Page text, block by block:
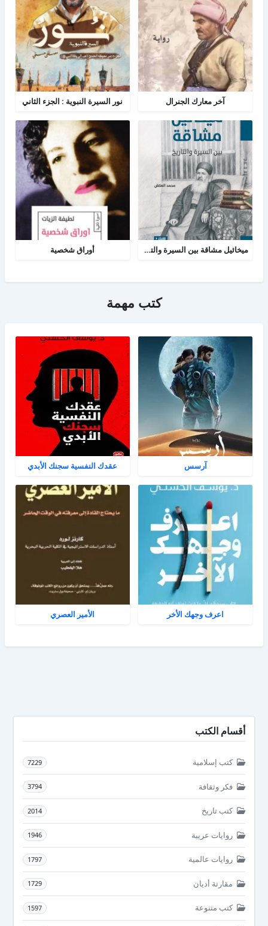
آخر معارك الجنرال نور السيرة النبوية : الجزء الثاني
ميخائيل مشاقة بين السيرة والتاريخ أوراق شخصية
كتب مهمة
آرسس عقدك النفسية سجنك الأبدي
اعرف وجهك الأخر الأمير العصري
أقسام الكتب
كتب إسلامية 7229
فكر وثقافة 3794
كتب تاريخ 2014
روايات عربية 1946
روايات عالمية 1797
مقارنة أديان 1729
كتب متنوعة 1597